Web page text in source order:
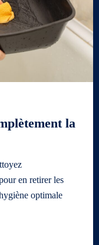
la
en retirer les
optimale